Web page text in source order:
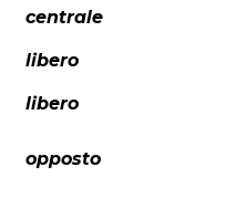
centrale
libero
libero
opposto